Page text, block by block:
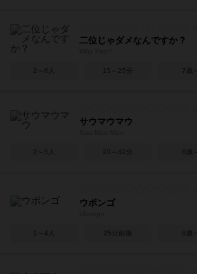
二位じゃダメなんですか？
2～6人 15～25分 7歳～
サウマウマウ
2～5人 20～40分 8歳～
ウボンゴ
1～4人 25分前後 8歳～